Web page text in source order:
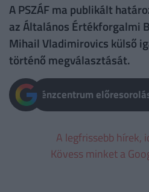
A PSZÁF ma publikált
az Általános Értékforgalmi
Mihail Vladimirovics külső
történő megválasztását.
Pénzcentrum
A legfrissebb hírek,
Kövess minket a